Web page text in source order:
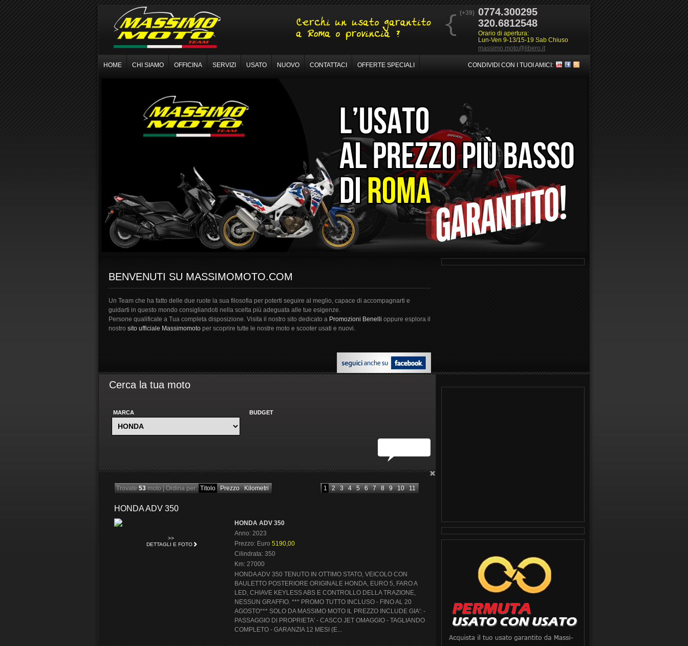
(+39) 0774.300295
320.6812548
Orario di apertura:
Lun-Ven 9-13/15-19 Sab Chiuso
massimo.moto@libero.it
HOME CHI SIAMO OFFICINA SERVIZI USATO NUOVO CONTATTACI OFFERTE SPECIALI CONDIVIDI CON I TUOI AMICI:
BENVENUTI SU MASSIMOMOTO.COM
Un Team che ha fatto delle due ruote la sua filosofia per poterti seguire al meglio, capace di accompagnarti e
guidarti in questo mondo consigliandoti nella scelta più adeguata alle tue esigenze.
Persone qualificate a Tua completa disposizione. Visita il nostro sito dedicato a Promozioni Benelli oppure esplora il
nostro sito ufficiale Massimomoto per scoprire tutte le nostre moto e scooter usati e nuovi.
Cerca la tua moto
MARCA BUDGET
Trovate53moto|Ordina per: Titolo Prezzo Kilometri 1 2 3 4 5 6 7 8 9 10 11
HONDA ADV 350
>>
DETTAGLI E FOTO
HONDA ADV 350
Anno: 2023
Prezzo: Euro 5190,00
Cilindrata: 350
Km: 27000
HONDA ADV 350 TENUTO IN OTTIMO STATO, VEICOLO CON
BAULETTO POSTERIORE ORIGINALE HONDA, EURO 5, FARO A
LED, CHIAVE KEYLESS ABS E CONTROLLO DELLA TRAZIONE,
NESSUN GRAFFIO. *** PROMO TUTTO INCLUSO - FINO AL 20
AGOSTO*** SOLO DA MASSIMO MOTO IL PREZZO INCLUDE GIA': -
PASSAGGIO DI PROPRIETA' - CASCO JET OMAGGIO - TAGLIANDO
COMPLETO - GARANZIA 12 MESI (E...